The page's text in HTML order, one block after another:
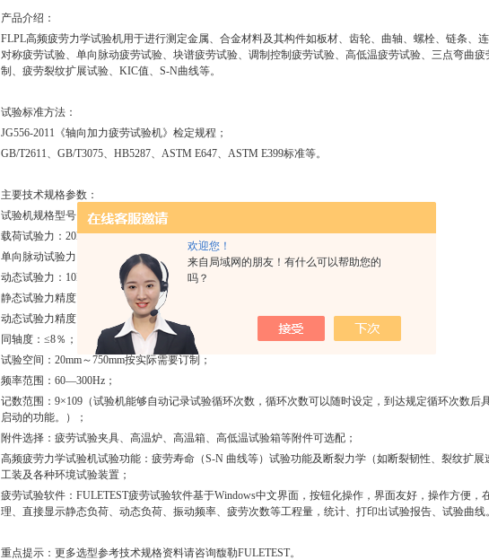
欢迎您！
来自局域网的朋友！有什么可以帮助您的
吗？
产品介绍：
FLPL高频疲劳力学试验机用于进行测定金属、合金材料及其构件如板材、齿轮、曲轴、螺栓、链条、
对称疲劳试验、单向脉动疲劳试验、块谱疲劳试验、调制控制疲劳试验、高低温疲劳试验、三点弯曲
制、疲劳裂纹扩展试验、KIC值、S-N曲线等。
试验标准方法：
JG556-2011《轴向加力疲劳试验机》检定规程；
GB/T2611、GB/T3075、HB5287、ASTM E647、ASTM E399标准等。
主要技术规格参数：
试验机规格型号：FLPL204GP、FLPL504GP、FLPL105GP、FLPL205GP；
载荷试验力：20KN、50KN、100KN、200KN等；
单向脉动试验力：10KN、25KN 50KN、100KN；
动态试验力：10KN、25KN 50KN、100KN；
静态试验力精度：示值的±1%；
动态试验力精度：示值的±2%；
同轴度：≤8％；
试验空间：20mm～750mm按实际需要订制；
频率范围：60—300Hz；
记数范围：9×109（试验机能够自动记录试验循环次数，循环次数可以随时设定，到达规定循环次数
启动的功能。）；
附件选择：疲劳试验夹具、高温炉、高温箱、高低温试验箱等附件可选配；
高频疲劳力学试验机试验功能：疲劳寿命（S-N 曲线等）试验功能及断裂力学（如断裂韧性、裂纹扩
工装及各种环境试验装置；
疲劳试验软件：FULETEST疲劳试验软件基于Windows中文界面，按钮化操作，界面友好，操作方便
理、直接显示静态负荷、动态负荷、振动频率、疲劳次数等工程量，统计、打印出试验报告、试验曲线。
重点提示：更多选型参考技术规格资料请咨询馥勒FULETEST。